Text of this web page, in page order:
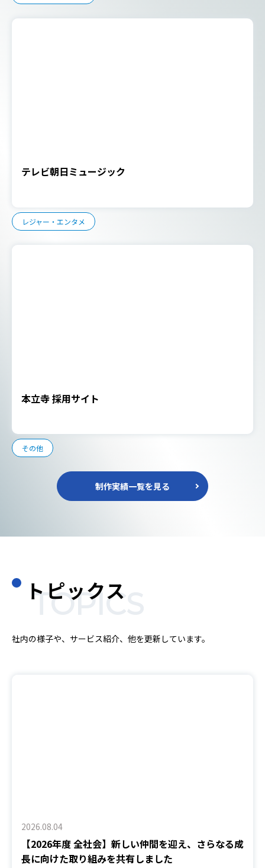
テレビ朝日ミュージック
レジャー・エンタメ
本立寺 採用サイト
その他
制作実績一覧を見る
トピックス
TOPICS
社内の様子や、サービス紹介、他を更新しています。
2026.08.04
【2026年度 全社会】新しい仲間を迎え、さらなる成
長に向けた取り組みを共有しました